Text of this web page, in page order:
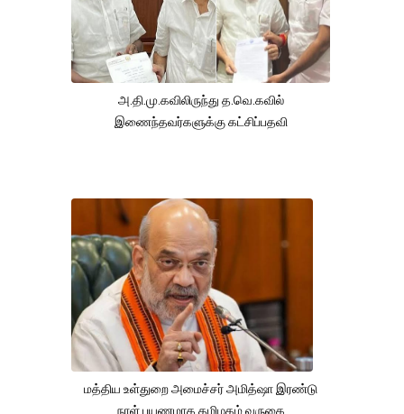
அ.தி.மு.கவிலிருந்து த.வெ.கவில்
இணைந்தவர்களுக்கு கட்சிப்பதவி
மத்திய உள்துறை அமைச்சர் அமித்ஷா இரண்டு
நாள் பயணமாக தமிழகம் வருகை